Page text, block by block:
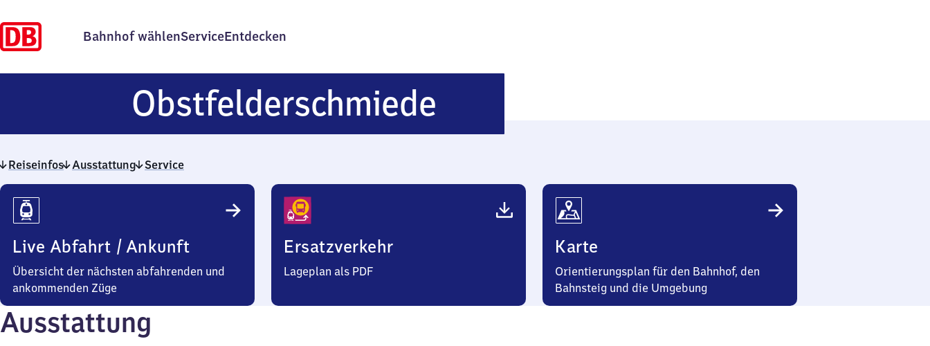
Bahnhof wählenServiceEntdecken
Obstfelderschmiede
Reiseinfos Ausstattung Service
Reiseinfos
Live Abfahrt / Ankunft
Übersicht der nächsten abfahrenden und
ankommenden Züge
Ersatzverkehr
Lageplan als PDF
Karte
Orientierungsplan für den Bahnhof, den
Bahnsteig und die Umgebung
Ausstattung